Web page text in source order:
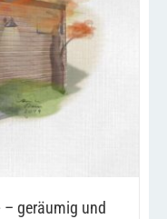
DETAILS
geräumig und